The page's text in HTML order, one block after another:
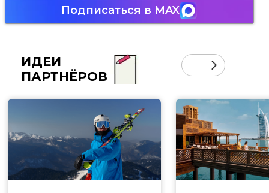
Подписаться в MAX
ИДЕИ
ПАРТНЁРОВ